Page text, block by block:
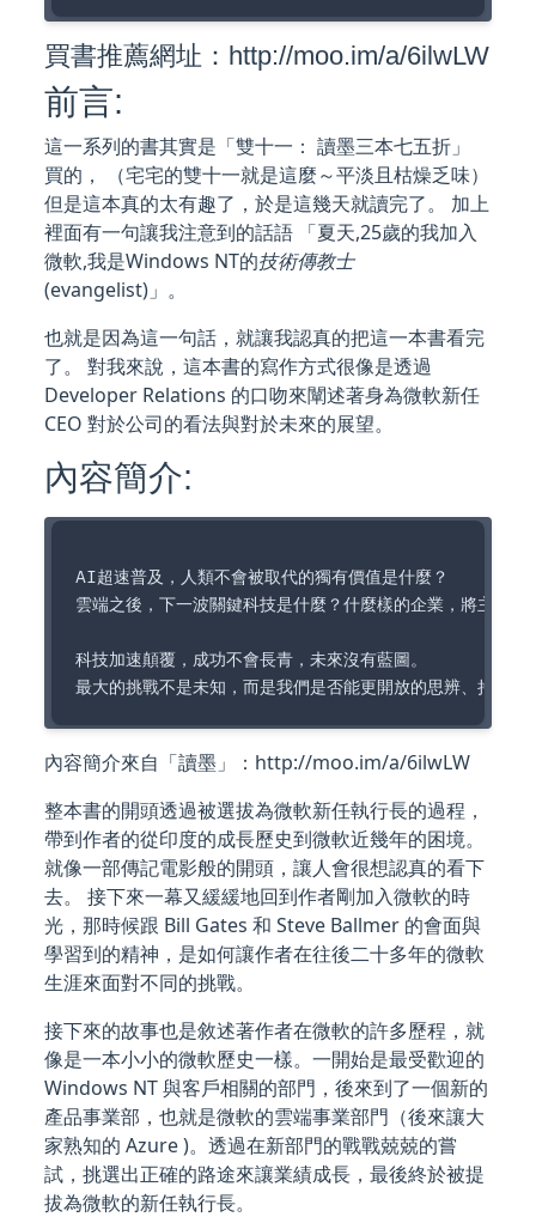
買書推薦網址：http://moo.im/a/6ilwLW
前言:
這一系列的書其實是「雙十一： 讀墨三本七五折」
買的， （宅宅的雙十一就是這麼～平淡且枯燥乏味）
但是這本真的太有趣了，於是這幾天就讀完了。 加上
裡面有一句讓我注意到的話語 「夏天,25歲的我加入
微軟,我是Windows NT的技術傳教士
(evangelist)」。
也就是因為這一句話，就讓我認真的把這一本書看完
了。 對我來說，這本書的寫作方式很像是透過
Developer Relations 的口吻來闡述著身為微軟新任
CEO 對於公司的看法與對於未來的展望。
內容簡介:
AI超速普及，人類不會被取代的獨有價值是什麼？
雲端之後，下一波關鍵科技是什麼？什麼樣的企業，將主導未
科技加速顛覆，成功不會長青，未來沒有藍圖。
內容簡介來自「讀墨」：http://moo.im/a/6ilwLW
整本書的開頭透過被選拔為微軟新任執行長的過程，
帶到作者的從印度的成長歷史到微軟近幾年的困境。
就像一部傳記電影般的開頭，讓人會很想認真的看下
去。 接下來一幕又緩緩地回到作者剛加入微軟的時
光，那時候跟 Bill Gates 和 Steve Ballmer 的會面與
學習到的精神，是如何讓作者在往後二十多年的微軟
生涯來面對不同的挑戰。
接下來的故事也是敘述著作者在微軟的許多歷程，就
像是一本小小的微軟歷史一樣。一開始是最受歡迎的
Windows NT 與客戶相關的部門，後來到了一個新的
產品事業部，也就是微軟的雲端事業部門（後來讓大
家熟知的 Azure )。透過在新部門的戰戰兢兢的嘗
試，挑選出正確的路途來讓業績成長，最後終於被提
拔為微軟的新任執行長。